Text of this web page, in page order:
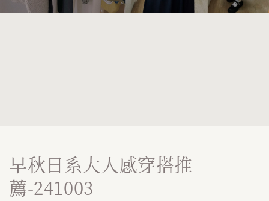
早秋日系大人感穿搭推
薦-241003